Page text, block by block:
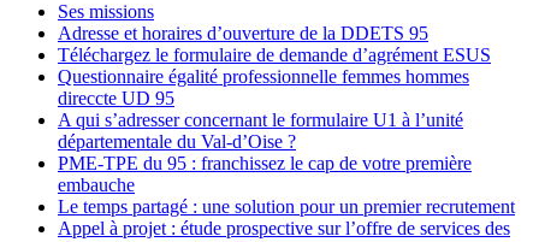
Ses missions
Adresse et horaires d’ouverture de la DDETS 95
Téléchargez le formulaire de demande d’agrément ESUS
Questionnaire égalité professionnelle femmes hommes
direccte UD 95
A qui s’adresser concernant le formulaire U1 à l’unité
départementale du Val-d’Oise ?
PME-TPE du 95 : franchissez le cap de votre première
embauche
Le temps partagé : une solution pour un premier recrutement
Appel à projet : étude prospective sur l’offre de services des